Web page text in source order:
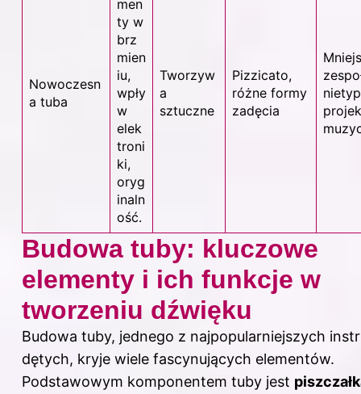
Nowoczesn
a tuba
men
ty w
brz
mien
iu,
wpły
w
elek
troni
ki,
oryg
inaln
ość.
Tworzyw
a
sztuczne
Pizzicato,
różne formy
zadęcia
Budowa tuby: kluczowe
elementy i ich funkcje w
tworzeniu dźwięku
Budowa tuby, jednego z najpopularniejszych
dętych, kryje wiele fascynujących elementów.
Podstawowym komponentem tuby jest